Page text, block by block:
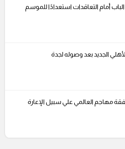
أمام التعاقدات استعدادًا للموسم
الجديد بعد وصوله لجدة
مهاجم العالمي علي سبيل الإعارة